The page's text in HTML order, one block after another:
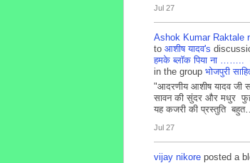
Jul 27
Ashok Kumar Raktale
to आशीष यादव's
हमके ब्लाॅक पिया ना ……..
in the group भोजपुरी
"आदरणीय आशीष यादव जी
सावन की सुंदर और मधुर
यह कजरी की प्रस्तुति
Jul 27
vijay nikore posted a